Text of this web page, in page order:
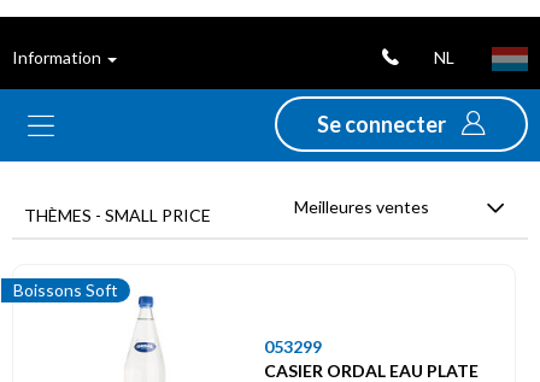
Information NL
Se connecter
ventes
Nouveautés
Promotions
Déstockage
THÈMES - SMALL PRICE Meilleures ventes
Boissons Soft
053299
CASIER ORDAL EAU PLATE